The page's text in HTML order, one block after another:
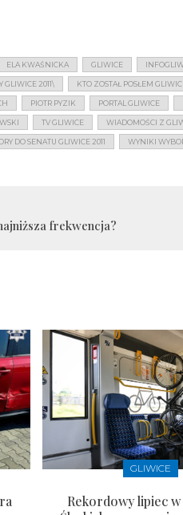
ELA KWAŚNICKA GLIWICE
GLIWICE 2011\ KTO ZOSTAŁ POSŁEM
PIOTR PYZIK PORTAL GLIWICE
TV GLIWICE WIADOMOŚCI Z
DO SENATU GLIWICE 2011 WYNIKI
frekwencja?
GLIWICE
Rekordowy lipiec